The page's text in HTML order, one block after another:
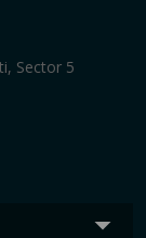
Sector 5